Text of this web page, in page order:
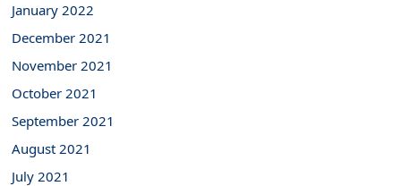
January 2022
December 2021
November 2021
October 2021
September 2021
August 2021
July 2021